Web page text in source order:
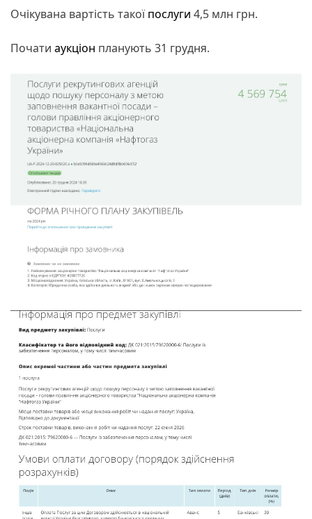
Очікувана вартість такоїпослуги 4,5 млн грн.
Почати аукціон планують 31 грудня.